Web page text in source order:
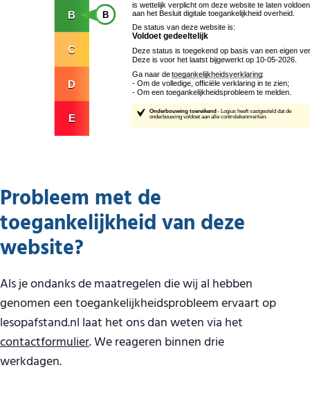
Probleem met de
toegankelijkheid van deze
website?
Als je ondanks de maatregelen die wij al hebben
genomen een toegankelijkheidsprobleem ervaart op
lesopafstand.nl laat het ons dan weten via het
contactformulier. We reageren binnen drie
werkdagen.